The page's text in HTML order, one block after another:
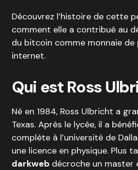
Découvrez l’histoire de cette
comment elle a contribué au
du bitcoin comme monnaie de
internet.
Qui est Ross
Né en 1984, Ross Ulbricht a
Texas. Après le lycée, il a
complète à l’université de
une licence en physique. Plus
darkweb décroche un master